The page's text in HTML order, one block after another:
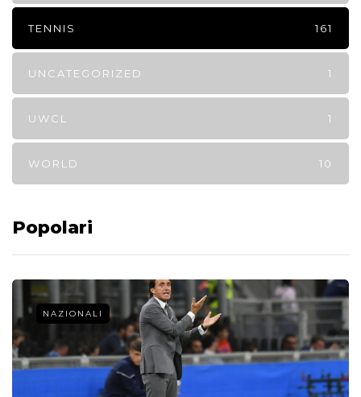
TENNIS 161
UNCATEGORIZED 1
UWCL 1
WORLD 10
Popolari
NAZIONALI